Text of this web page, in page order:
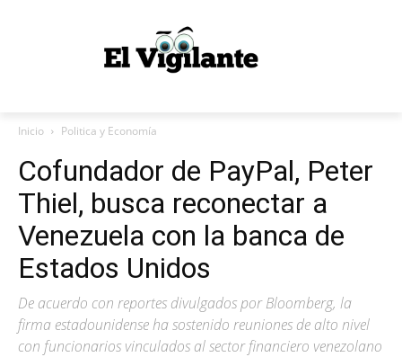
Inicio Politica y Economía
Cofundador de PayPal, Peter
Thiel, busca reconectar a
Venezuela con la banca de
Estados Unidos
De acuerdo con reportes divulgados por Bloomberg, la
firma estadounidense ha sostenido reuniones de alto nivel
con funcionarios vinculados al sector financiero venezolano